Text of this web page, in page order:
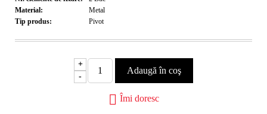
Material:
Metal
Tip produs:
Pivot
+
-
Îmi doresc